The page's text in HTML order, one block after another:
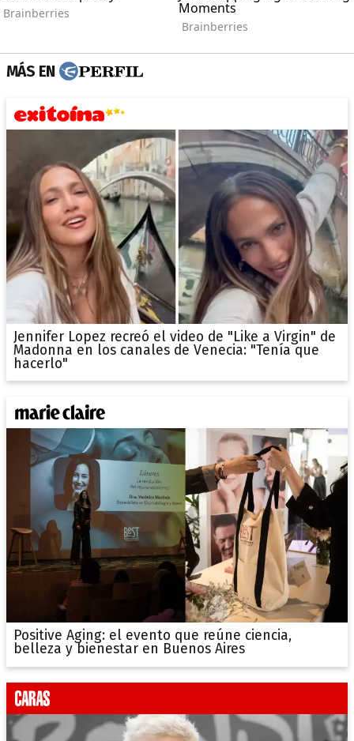
MÁS EN
Jennifer Lopez recreó el video de "Like a Virgin" de
Madonna en los canales de Venecia: "Tenía que
hacerlo"
Positive Aging: el evento que reúne ciencia,
belleza y bienestar en Buenos Aires